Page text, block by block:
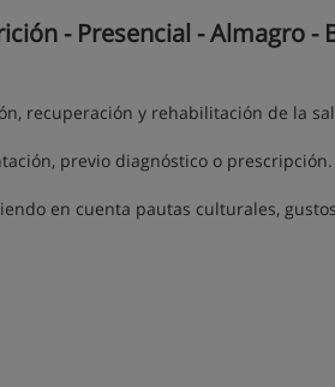
- Presencial - Almagro -
recuperación y rehabilitación de la
previo diagnóstico o prescripción.
en cuenta pautas culturales,